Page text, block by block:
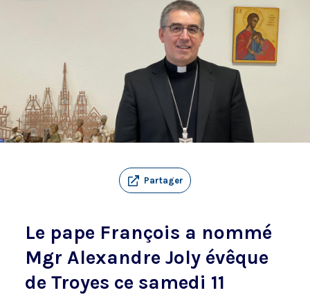
Partager
Le pape François a nommé
Mgr Alexandre Joly évêque
de Troyes ce samedi 11